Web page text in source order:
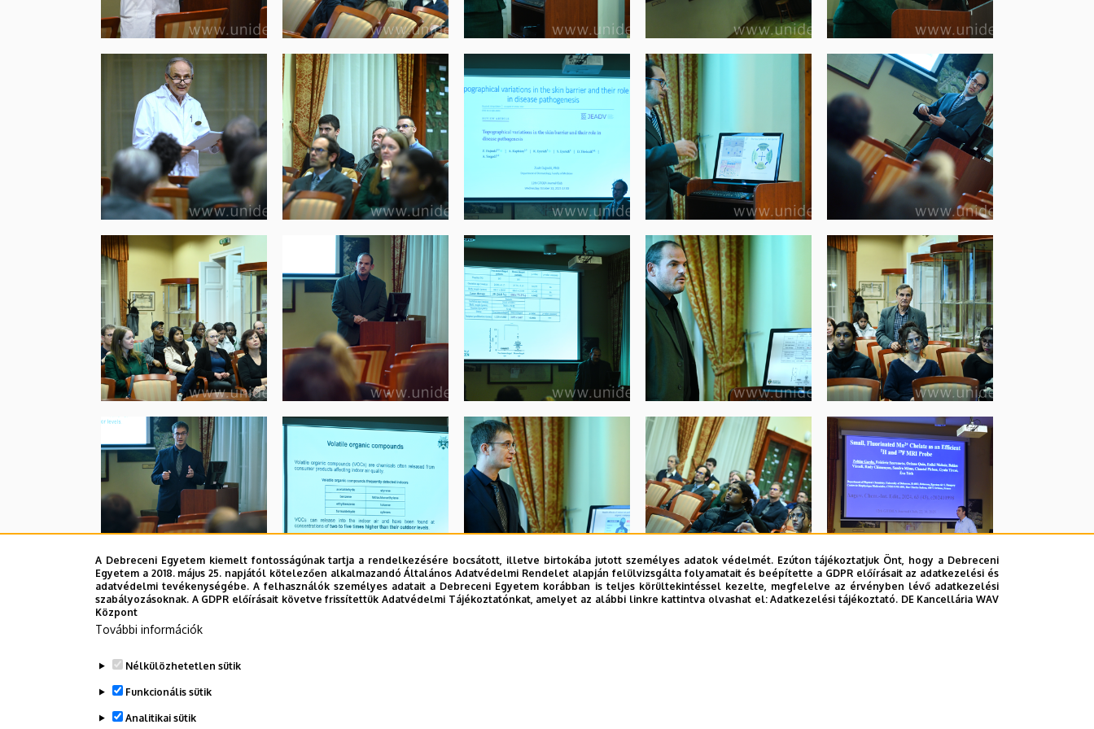
A Debreceni Egyetem kiemelt fontosságúnak tartja a rendelkezésére bocsátott, illetve birtokába jutott személyes adatok védelmét. Ezúton tájékoztatjuk Önt, hogy a Debreceni
Egyetem a 2018. május 25. napjától kötelezően alkalmazandó Általános Adatvédelmi Rendelet alapján felülvizsgálta folyamatait és beépítette a GDPR előírásait az adatkezelési és
adatvédelmi tevékenységébe. A felhasználók személyes adatait a Debreceni Egyetem korábban is teljes körültekintéssel kezelte, megfelelve az érvényben lévő adatkezelési
szabályozásoknak. A GDPR előírásait követve frissítettük Adatvédelmi Tájékoztatónkat, amelyet az alábbi linkre kattintva olvashat el:Adatkezelési tájékoztató. DE Kancellária WAV
Központ
További információk
Nélkülözhetetlen sütik
Funkcionális sütik
Analitikai sütik